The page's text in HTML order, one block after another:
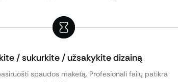
/ sukurkite / užsakykite dizainą
spaudos maketą. Profesionali failų patikra